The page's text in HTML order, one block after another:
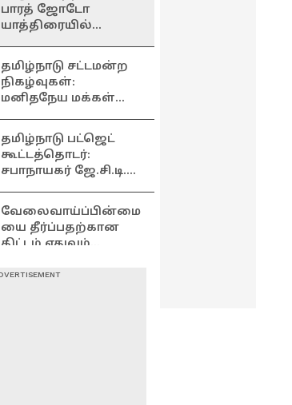
பாரத் ஜோடோ
யாத்திரையில்
தமிழ்நாடு சட்டமன்ற
நிகழ்வுகள்:
மனிதநேய மக்கள்
பரபரப்பு பேட்டி
தமிழ்நாடு பட்ஜெட்
கூட்டத்தொடர்:
சபாநாயகர் ஜே.சி.டி.
வேலைவாய்ப்பின்மை
யை தீர்ப்பதற்கான
திட்டம் எதுவும்
பிரேமலதா